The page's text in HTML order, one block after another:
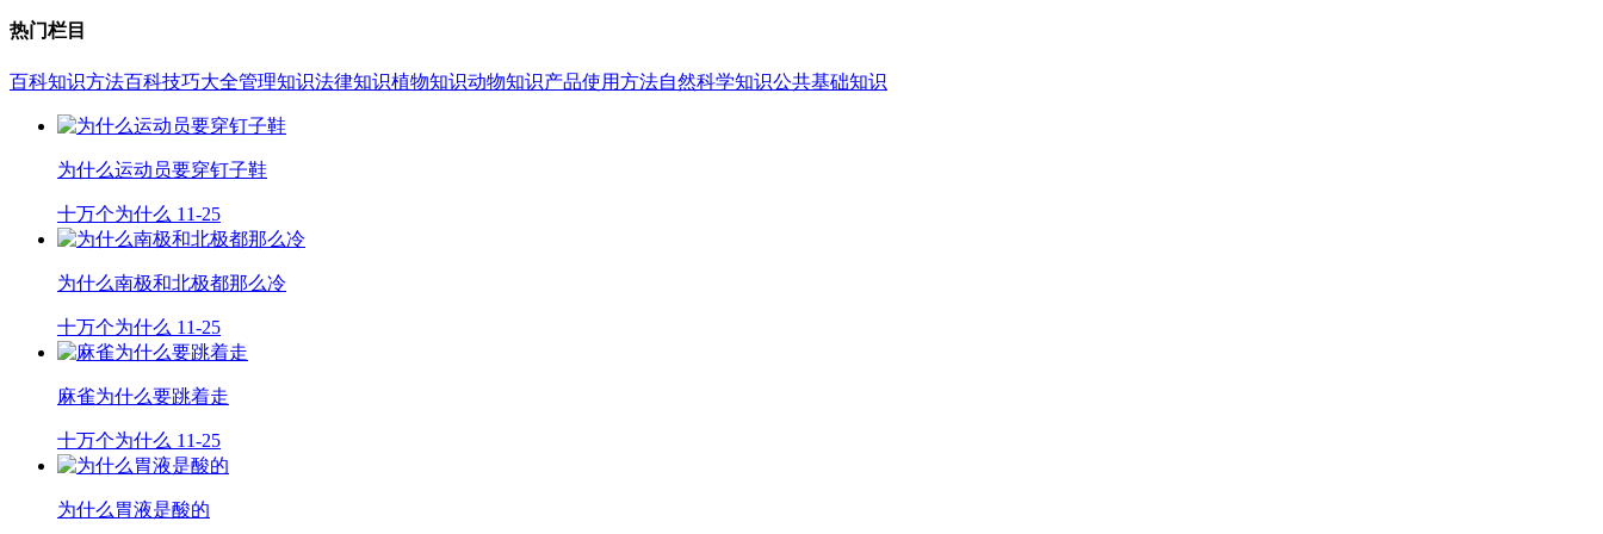
热门栏目
百科知识方法百科技巧大全管理知识法律知识植物知识动物知识产品使用方法自然科学知识公共基础知识
为什么运动员要穿钉子鞋
十万个为什么 11-25
为什么南极和北极都那么冷
十万个为什么 11-25
麻雀为什么要跳着走
十万个为什么 11-25
为什么胃液是酸的